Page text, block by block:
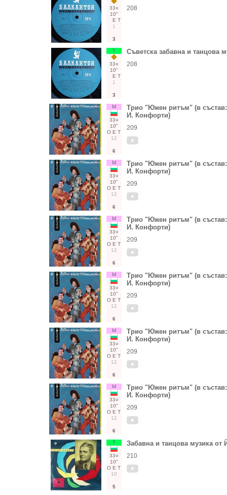
33○
10"
Е Т
1
3
208
Т
33○
10"
Е Т
1
3
Съветска забавна и танцова
208
М
33○
10"
О Е Т
12
6
Трио "Южен ритъм" (в
И. Конфорти)
209
М
33○
10"
О Е Т
12
6
Трио "Южен ритъм" (в
И. Конфорти)
209
М
33○
10"
О Е Т
12
6
Трио "Южен ритъм" (в
И. Конфорти)
209
М
33○
10"
О Е Т
12
6
Трио "Южен ритъм" (в
И. Конфорти)
209
М
33○
10"
О Е Т
12
6
Трио "Южен ритъм" (в
И. Конфорти)
209
М
33○
10"
О Е Т
12
6
Трио "Южен ритъм" (в
И. Конфорти)
209
Т
33○
10"
О Е Т
10
5
Забавна и танцова музика
210